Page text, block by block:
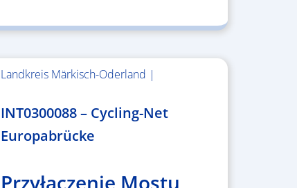
Landkreis Märkisch-Oderland |
INT0300088 – Cycling-Net
Europabrücke
Przyłączenie Mostu